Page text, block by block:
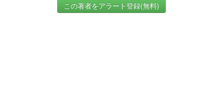
この著者をアラート登録(無料)